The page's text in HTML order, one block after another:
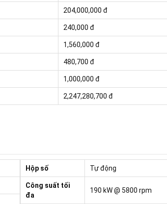
204,000,000 đ
240,000 đ
1,560,000 đ
480,700 đ
1,000,000 đ
2,247,280,700 đ
Hộp số Tự động
Công suất tối
đa
190 kW @ 5800 rpm